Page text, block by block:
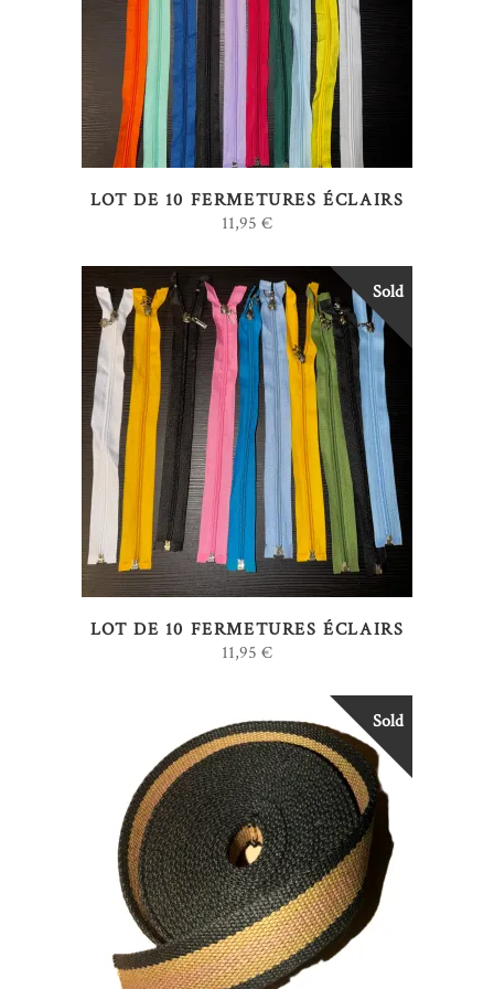
LIRE LA SUITE
LOT DE 10 FERMETURES ÉCLAIRS
11,95 €
Sold
LIRE LA SUITE
LOT DE 10 FERMETURES ÉCLAIRS
11,95 €
Sold
CHOIX DES OPTIONS
Ce
produit